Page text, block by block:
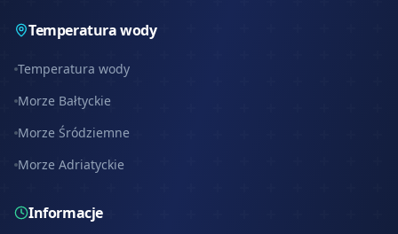
Temperatura wody
Temperatura wody
Morze Bałtyckie
Morze Śródziemne
Morze Adriatyckie
Informacje